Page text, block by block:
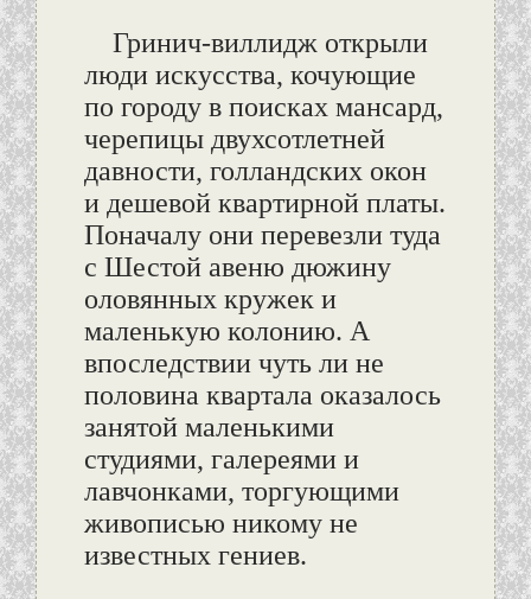
Гринич-виллидж открыли
люди искусства, кочующие
по городу в поисках мансард,
черепицы двухсотлетней
давности, голландских окон
и дешевой квартирной платы.
Поначалу они перевезли туда
с Шестой авеню дюжину
оловянных кружек и
маленькую колонию. А
впоследствии чуть ли не
половина квартала оказалось
занятой маленькими
студиями, галереями и
лавчонками, торгующими
живописью никому не
известных гениев.